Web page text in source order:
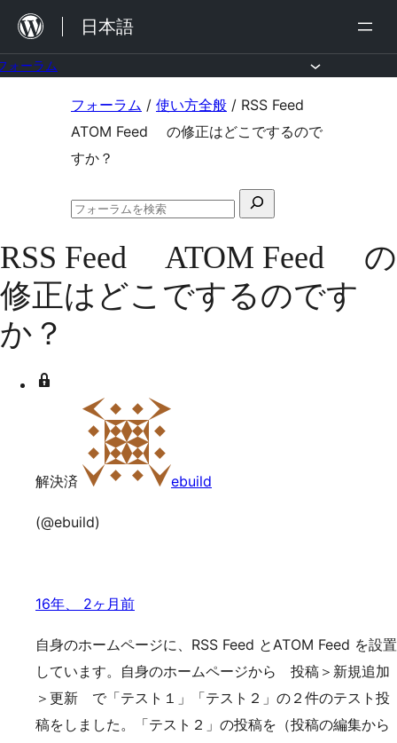
を
日本語
ォーラム
ス
キ
ッ
プ
フォーラム / 使い方全般 / RSS Feed
ATOM Feed の修正はどこでするので
すか？
検
対
象:
フ
ラ
ム
の
RSS Feed ATOM Feed の
修正はどこでするのです
か？
解決済 ebuild
(@ebuild)
16年、 2ヶ月前
自身のホームページに、RSS Feed とATOM Feed を設置
しています。自身のホームページから 投稿＞新規追加
＞更新 で「テスト１」「テスト２」の２件のテスト投
稿をしました。「テスト２」の投稿を（投稿の編集から